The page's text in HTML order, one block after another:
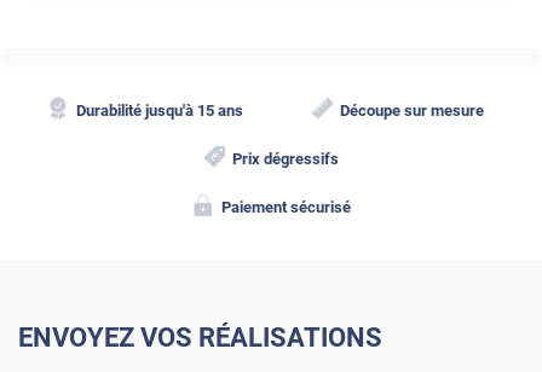
Durabilité jusqu'à 15 ans Découpe sur mesure
Prix dégressifs
Paiement sécurisé
ENVOYEZ VOS RÉALISATIONS